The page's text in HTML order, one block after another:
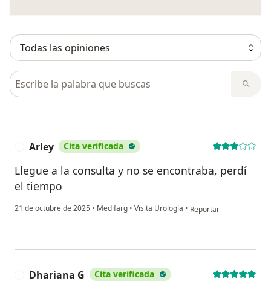
Busca en opiniones
Arley Cita verificada
Llegue a la consulta y no se encontraba, perdí
el tiempo
21 de octubre de 2025 • Medifarg • Visita Urología • en opinión del usuario
Reportar
Dhariana G Cita verificada